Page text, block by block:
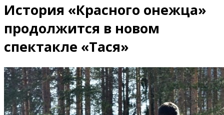
История «Красного онежца»
продолжится в новом
спектакле «Тася»